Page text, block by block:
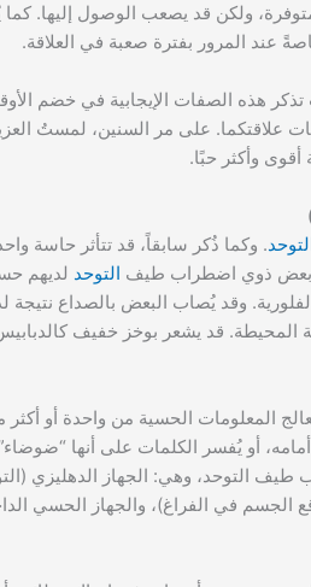
ولكن قد يصعب الوصول إليها. كما
عند المرور بفترة صعبة في العلاقة.
هذه الصفات الإيجابية في خضم
علاقتكما. على مر السنين، لمستُ
وأكثر حبًا.
. وكما ذُكر سابقاً، قد تتأثر حاسة
بعض ذوي اضطراب طيف التوحد لديهم
وقد يُصاب البعض بالصداع
المحيطة. قد يشعر بوخز خفيف
المعلومات الحسية من واحدة أو
أو يُفسر الكلمات على أنها “ضوضاء”.
التوحد، وهي: الجهاز الدهليزي
في الفراغ)، والجهاز الحسي